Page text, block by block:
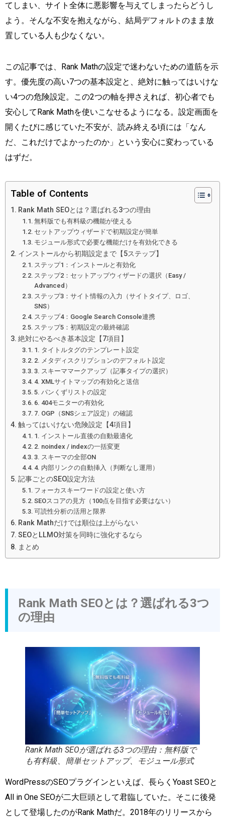
てしまい、サイト全体に悪影響を与えてしまったらどうし
よう。そんな不安を抱えながら、結局デフォルトのまま放
置している人も少なくない。
この記事では、Rank Mathの設定で迷わないための道筋を示
す。優先度の高い7つの基本設定と、絶対に触ってはいけな
い4つの危険設定。この2つの軸を押さえれば、初心者でも
安心してRank Mathを使いこなせるようになる。設定画面を
開くたびに感じていた不安が、読み終える頃には「なん
だ、これだけでよかったのか」という安心に変わっている
はずだ。
Table of Contents
Rank Math SEOとは？選ばれる3つの理由
無料版でも有料級の機能が使える
セットアップウィザードで初期設定が簡単
モジュール形式で必要な機能だけを有効化できる
インストールから初期設定まで【5ステップ】
ステップ1：インストールと有効化
ステップ2：セットアップウィザードの選択（Easy /
Advanced）
ステップ3：サイト情報の入力（サイトタイプ、ロゴ、
SNS）
ステップ4：Google Search Console連携
ステップ5：初期設定の最終確認
絶対にやるべき基本設定【7項目】
1. タイトルタグのテンプレート設定
2. メタディスクリプションのデフォルト設定
3. スキーママークアップ（記事タイプの選択）
4. XMLサイトマップの有効化と送信
5. パンくずリストの設定
6. 404モニターの有効化
7. OGP（SNSシェア設定）の確認
触ってはいけない危険設定【4項目】
1. インストール直後の自動最適化
2. noindex / indexの一括変更
3. スキーマの全部ON
4. 内部リンクの自動挿入（判断なし運用）
記事ごとのSEO設定方法
フォーカスキーワードの設定と使い方
SEOスコアの見方（100点を目指す必要はない）
可読性分析の活用と限界
Rank Mathだけでは順位は上がらない
SEOとLLMO対策を同時に強化するなら
まとめ
Rank Math SEOとは？選ばれる3つ
の理由
Rank Math SEOが選ばれる3つの理由：無料版で
も有料級、簡単セットアップ、モジュール形式
WordPressのSEOプラグインといえば、長らくYoast SEOと
All in One SEOが二大巨頭として君臨していた。そこに後発
として登場したのがRank Mathだ。2018年のリリースから